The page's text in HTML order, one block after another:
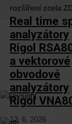
rozšíření zcela
Real time
analyzátory
Rigol
a vektorové
obvodové
analyzátory
Rigol
12. 6. 2026